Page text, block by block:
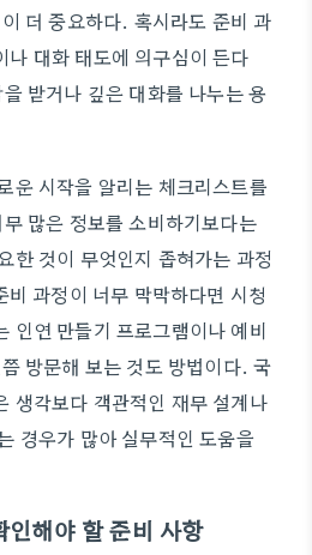
더 중요하다. 혹시라도 준비 과
나 대화 태도에 의구심이 든다
받거나 깊은 대화를 나누는 용
운 시작을 알리는 체크리스트를
많은 정보를 소비하기보다는
한 것이 무엇인지 좁혀가는 과정
과정이 너무 막막하다면 시청
인연 만들기 프로그램이나 예비
방문해 보는 것도 방법이다. 국
생각보다 객관적인 재무 설계나
경우가 많아 실무적인 도움을
인해야 할 준비 사항